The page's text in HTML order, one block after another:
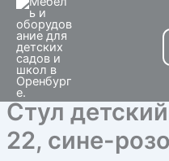
Перейти
содержимому
Стул
22, сине-
Количество
товара
Стул
детский
Бабочка
МДФ
22,
сине-
розов,
регул